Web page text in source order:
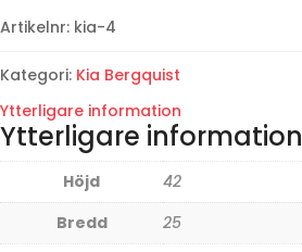
Artikelnr: kia-4
Kategori: Kia Bergquist
Ytterligare information
Ytterligare information
Höjd
42
Bredd
25